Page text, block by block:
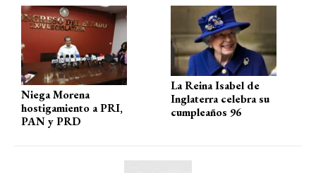
p
p
o
k
m
tir
Niega Morena
hostigamiento a PRI,
PAN y PRD
La Reina Isabel de
Inglaterra celebra su
cumpleaños 96